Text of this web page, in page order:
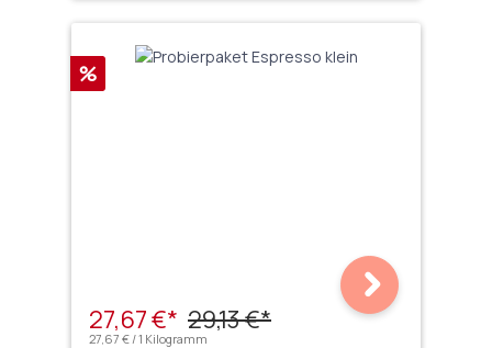
Rabatt
%
27,67 €* 29,13 €*
27,67 € / 1 Kilogramm